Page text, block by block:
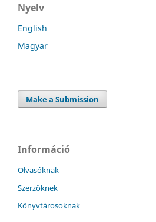
Nyelv
English
Magyar
Make a Submission
Információ
Olvasóknak
Szerzőknek
Könyvtárosoknak